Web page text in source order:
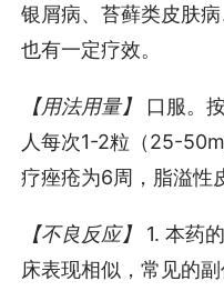
银屑病、苔藓类皮肤
也有一定疗效。
【用法用量】
口服。
人每次1-2粒（25-
疗痤疮为6周，脂溢性
【不良反应】
1. 本药
床表现相似，常见的